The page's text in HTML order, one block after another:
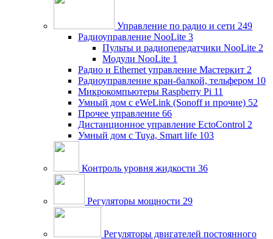
Управление по радио и сети 249
Радиоуправление NooLite 3
Пульты и радиопередатчики NooLite 2
Модули NooLite 1
Радио и Ethernet управление Мастеркит 2
Радиоуправление кран-балкой, тельфером 10
Микрокомпьютеры Raspberry Pi 11
Умный дом c eWeLink (Sonoff и прочие) 52
Прочее управление 66
Дистанционное управление EctoControl 2
Умный дом с Tuya, Smart life 103
Контроль уровня жидкости 36
Регуляторы мощности 29
Регуляторы двигателей постоянного